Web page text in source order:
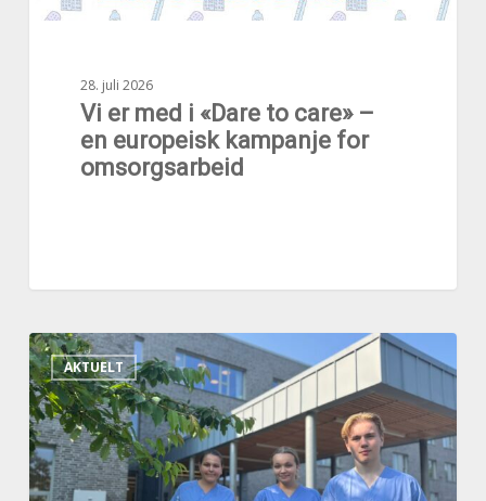
omsorgsarbeid
28. juli 2026
Vi er med i «Dare to care» –
en europeisk kampanje for
omsorgsarbeid
AKTUELT
Sommerjobb
med
mening
for
unge
på